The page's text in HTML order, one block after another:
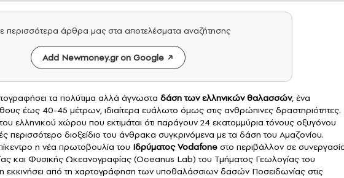
περισσότερα άρθρα μας στα αποτελέσματα αναζήτησης
Add Newmoney.gr on Google
τα πολύτιμα αλλά άγνωστα δάση των ελληνικών θαλασσών, ένα
έως 40-45 μέτρων, ιδιαίτερα ευάλωτο όμως στις ανθρώπινες
ελληνικού χώρου που εκτιμάται ότι παράγουν 24 εκατομμύρια τόνους οξυγόνου
διοξείδιο του άνθρακα συγκρινόμενα με τα δάση του Αμαζονίου.
η νέα πρωτοβουλία του Ιδρύματος Vodafone στο περιβάλλον σε
και Φυσικής Ωκεανογραφίας (Oceanus Lab) του Τμήματος Γεωλογίας του
εκκινήσει από τη χαρτογράφηση των υποθαλάσσιων δασών Ποσειδωνίας στις